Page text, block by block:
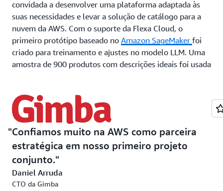
convidada a desenvolver uma plataforma adaptada às
suas necessidades e levar a solução de catálogo para a
nuvem da AWS. Com o suporte da Flexa Cloud, o
primeiro protótipo baseado no Amazon SageMaker foi
criado para treinamento e ajustes no modelo LLM. Uma
amostra de 900 produtos com descrições ideais foi usada
durante o processo de aprendizado e os resultados
foram impressionantes”, diz Arruda.
“Sabíamos que estávamos no caminho certo com esse
primeiro sucesso”, diz Deivid Bitti, CEO da Flexa Cloud.
“Quando recebemos acesso ao
iniciamos a transição para o serviço gerenciado da AWS.”
O modelo escolhido, Claude-2, foi fundamental para o
Confiamos muito na AWS como parceira
estratégica em nosso primeiro projeto
conjunto.
Daniel Arruda
CTO da Gimba